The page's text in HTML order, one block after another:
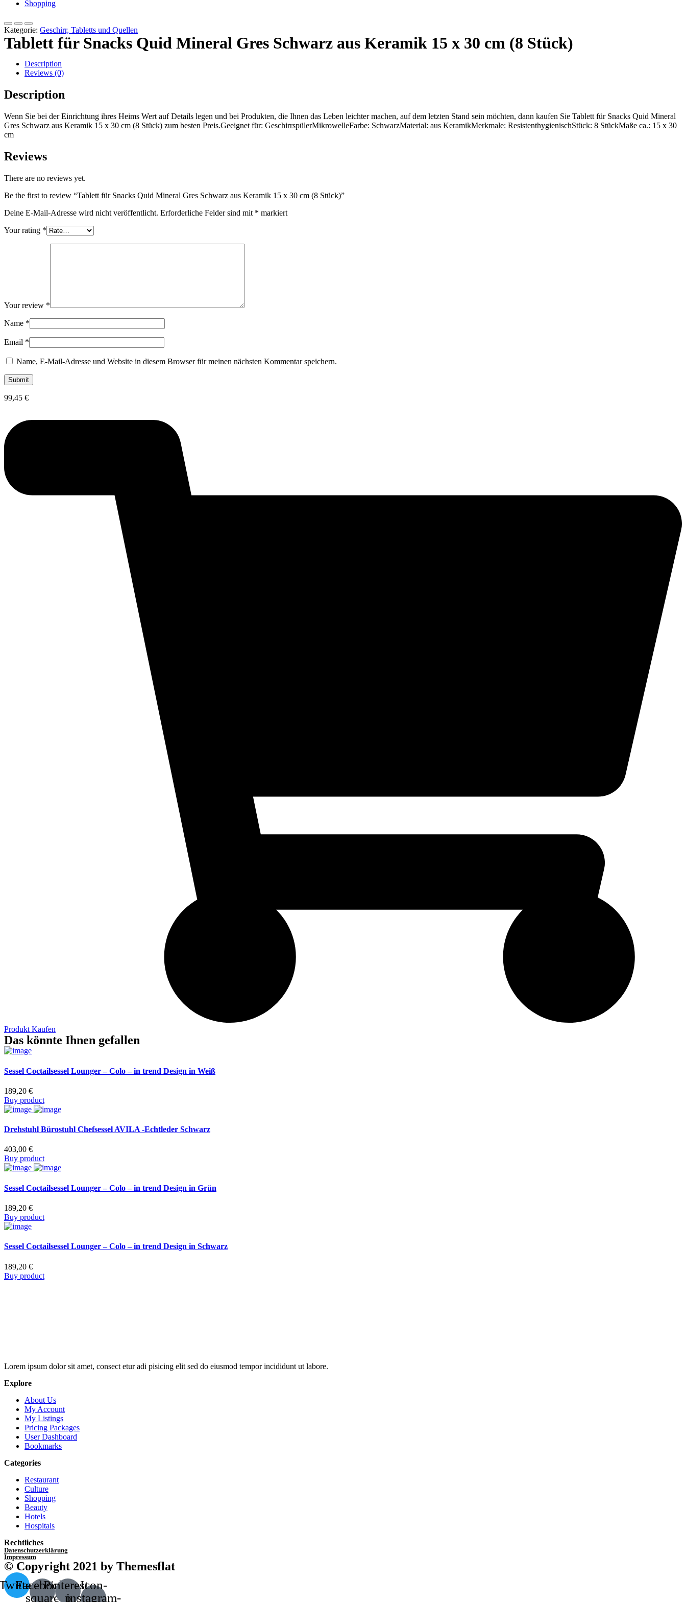
Shopping
Kategorie: Geschirr, Tabletts und Quellen
Tablett für Snacks Quid Mineral Gres Schwarz aus Keramik 15 x 30 cm (8 Stück)
Description
Reviews (0)
Description
Wenn Sie bei der Einrichtung ihres Heims Wert auf Details legen und bei Produkten, die Ihnen das Leben leichter machen, auf dem letzten Stand sein möchten, dann kaufen Sie Tablett für Snacks Quid Mineral
Gres Schwarz aus Keramik 15 x 30 cm (8 Stück) zum besten Preis.Geeignet für: GeschirrspülerMikrowelleFarbe: SchwarzMaterial: aus KeramikMerkmale: ResistenthygienischStück: 8 StückMaße ca.: 15 x 30
cm
Reviews
There are no reviews yet.
Be the first to review “Tablett für Snacks Quid Mineral Gres Schwarz aus Keramik 15 x 30 cm (8 Stück)”
Deine E-Mail-Adresse wird nicht veröffentlicht. Erforderliche Felder sind mit * markiert
Your rating *
Your review *
Name *
Email *
Name, E-Mail-Adresse und Website in diesem Browser für meinen nächsten Kommentar speichern.
99,45 €
Produkt Kaufen
Das könnte Ihnen gefallen
Sessel Coctailsessel Lounger – Colo – in trend Design in Weiß
189,20 €
Buy product
Drehstuhl Bürostuhl Chefsessel AVILA -Echtleder Schwarz
403,00 €
Buy product
Sessel Coctailsessel Lounger – Colo – in trend Design in Grün
189,20 €
Buy product
Sessel Coctailsessel Lounger – Colo – in trend Design in Schwarz
189,20 €
Buy product
Lorem ipsum dolor sit amet, consect etur adi pisicing elit sed do eiusmod tempor incididunt ut labore.
Explore
About Us
My Account
My Listings
Pricing Packages
User Dashboard
Bookmarks
Categories
Restaurant
Culture
Shopping
Beauty
Hotels
Hospitals
Rechtliches
Datenschutzerklärung
Impressum
© Copyright 2021 by Themesflat
Facebook-
square
Pinterest-
p
Icon-
instagram-